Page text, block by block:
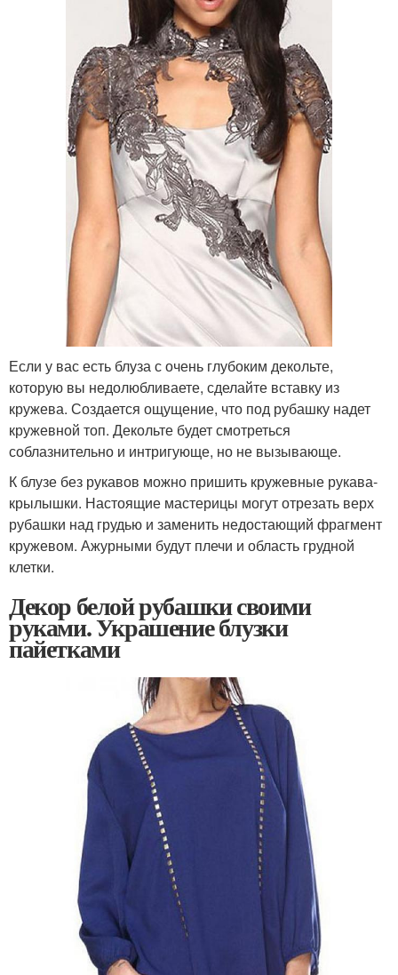
Если у вас есть блуза с очень глубоким декольте,
которую вы недолюбливаете, сделайте вставку из
кружева. Создается ощущение, что под рубашку надет
кружевной топ. Декольте будет смотреться
соблазнительно и интригующе, но не вызывающе.
К блузе без рукавов можно пришить кружевные рукава-
крылышки. Настоящие мастерицы могут отрезать верх
рубашки над грудью и заменить недостающий фрагмент
кружевом. Ажурными будут плечи и область грудной
клетки.
Декор белой рубашки своими
руками. Украшение блузки
пайетками